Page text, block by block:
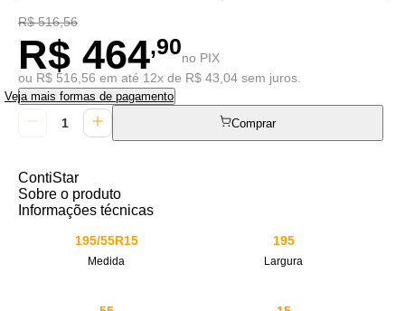
R$ 516,56
R$ 464,90no PIX
ou R$ 516,56 em até 12x de R$ 43,04 sem juros.
Veja mais formas de pagamento
Comprar
ContiStar
Sobre o produto
Informações técnicas
195/55R15
Medida
195
Largura